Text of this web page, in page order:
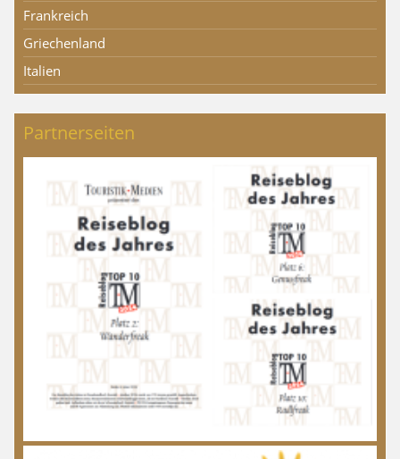
Frankreich
Griechenland
Italien
Partnerseiten